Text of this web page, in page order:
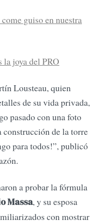
guiso en nuestra
joya del PRO
Lousteau, quien
de su vida privada,
pasado con una foto
construcción de la torre
para todos!”, publicó
a probar la fórmula
Massa, y su esposa
con mostrar